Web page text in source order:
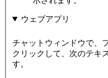
ウェブアプリ
チャットウィンドウで、
クリックして、次のテキ
す。